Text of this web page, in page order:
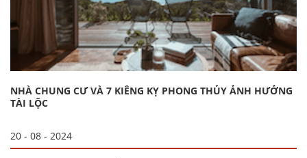
NHÀ CHUNG CƯ VÀ 7 KIÊNG KỴ PHONG THỦY ẢNH HƯỞNG
TÀI LỘC
20 - 08 - 2024